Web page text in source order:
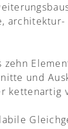
und
kettenartig